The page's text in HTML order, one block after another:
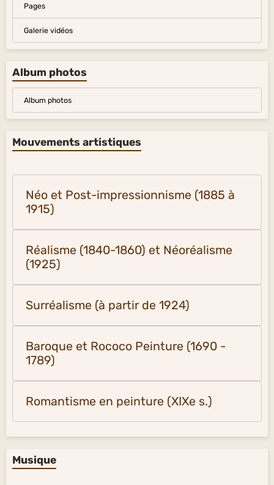
Pages
Galerie vidéos
Album photos
Album photos
Mouvements artistiques
Néo et Post-impressionnisme (1885 à
1915)
Réalisme (1840-1860) et Néoréalisme
(1925)
Surréalisme (à partir de 1924)
Baroque et Rococo Peinture (1690 -
1789)
Romantisme en peinture (XIXe s.)
Musique